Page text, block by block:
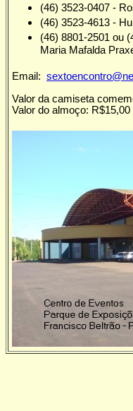
(46) 3523-0407 -
(46) 3523-4613 -
(46) 8801-2501 ou
Maria Mafalda
Email:
Valor da camiseta
Valor do almoço: